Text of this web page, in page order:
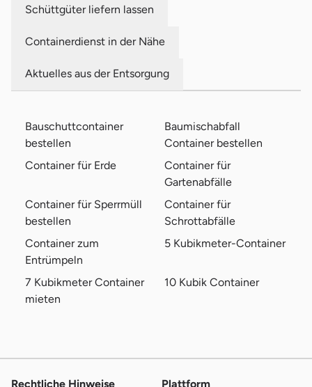
Schüttgüter liefern lassen
Containerdienst in der Nähe
Aktuelles aus der Entsorgung
Bauschuttcontainer
bestellen
Baumischabfall
Container bestellen
Container für Erde
Container für
Gartenabfälle
Container für Sperrmüll
bestellen
Container für
Schrottabfälle
Container zum
Entrümpeln
5 Kubikmeter-Container
7 Kubikmeter Container
mieten
10 Kubik Container
Rechtliche Hinweise
Plattform